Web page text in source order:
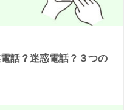
話？迷惑電話？３つの